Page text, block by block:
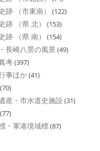
跡 （市東南） (122)
跡 （県 北） (153)
跡 （県 南） (154)
長崎八景の風景 (49)
考(397)
事ほか(41)
(70)
産・市水道史施設 (31)
(77)
・軍港境域標(87)